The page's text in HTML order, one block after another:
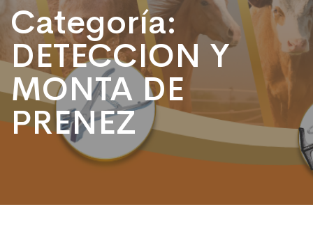
Categoría:
DETECCION Y
MONTA DE
PRENEZ